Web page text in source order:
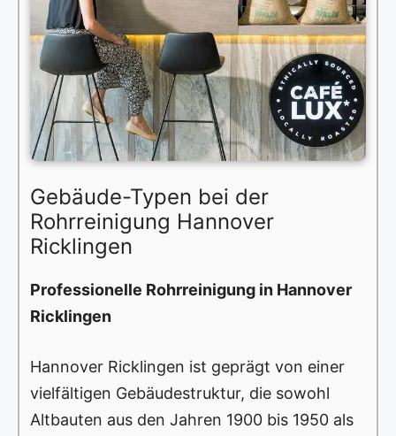
Gebäude-Typen bei der
Rohrreinigung Hannover
Ricklingen
Professionelle Rohrreinigung in Hannover
Ricklingen
Hannover Ricklingen ist geprägt von einer
vielfältigen Gebäudestruktur, die sowohl
Altbauten aus den Jahren 1900 bis 1950 als